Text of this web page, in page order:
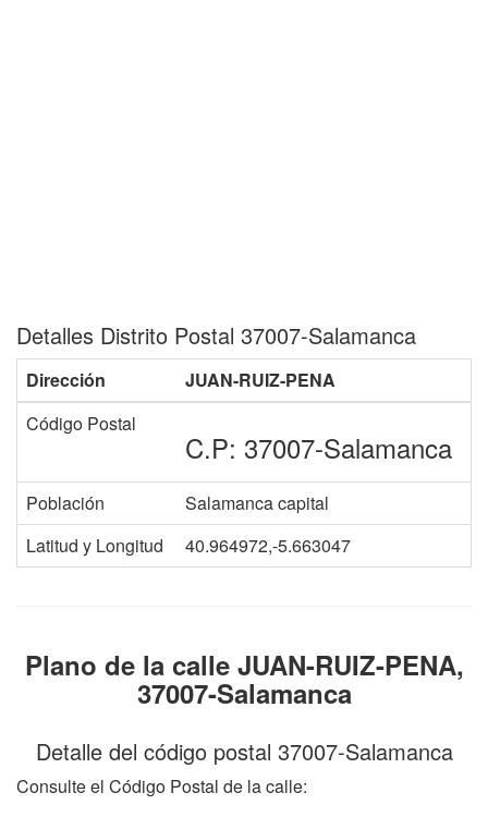
Detalles Distrito Postal 37007-Salamanca
Dirección
JUAN-RUIZ-PENA
Código Postal
C.P: 37007-Salamanca
Población
Salamanca capital
Latitud y Longitud
40.964972,-5.663047
Plano de la calle JUAN-RUIZ-PENA,
37007-Salamanca
Detalle del código postal 37007-Salamanca
Consulte el Código Postal de la calle: